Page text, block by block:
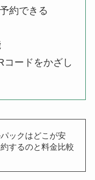
約できる
コードをかざし
ックはどこが安
するのと料金比較